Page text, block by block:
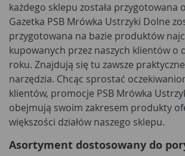
każdego sklepu została przygotowana
Gazetka PSB Mrówka Ustrzyki Dolne
przygotowana na bazie produktów
kupowanych przez naszych klientów o
roku. Znajdują się tu zawsze
narzędzia. Chcąc sprostać
klientów, promocje PSB Mrówka
obejmują swoim zakresem produkty
większości działów naszego sklepu.
Asortyment dostosowany do